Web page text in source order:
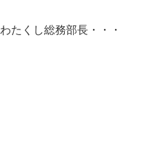
わたくし総務部長・・・